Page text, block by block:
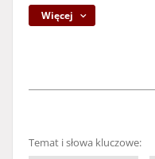
Więcej
Temat i słowa kluczowe: